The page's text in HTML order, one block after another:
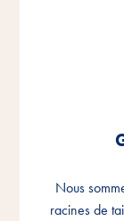
Nous
racines de
Nous
racines de
Nous
racines de